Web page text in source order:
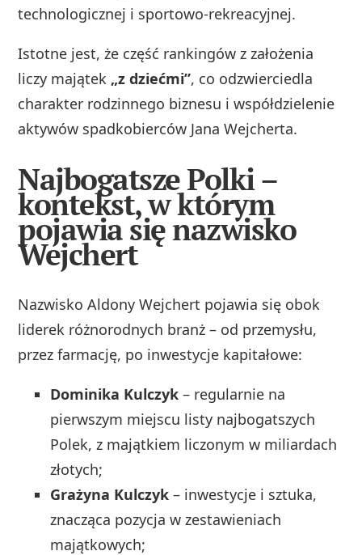
technologicznej i sportowo‑rekreacyjnej.
Istotne jest, że część rankingów z założenia
liczy majątek „z dziećmi”, co odzwierciedla
charakter rodzinnego biznesu i współdzielenie
aktywów spadkobierców Jana Wejcherta.
Najbogatsze Polki –
kontekst, w którym
pojawia się nazwisko
Wejchert
Nazwisko Aldony Wejchert pojawia się obok
liderek różnorodnych branż – od przemysłu,
przez farmację, po inwestycje kapitałowe:
Dominika Kulczyk – regularnie na
pierwszym miejscu listy najbogatszych
Polek, z majątkiem liczonym w miliardach
złotych;
Grażyna Kulczyk – inwestycje i sztuka,
znacząca pozycja w zestawieniach
majątkowych;